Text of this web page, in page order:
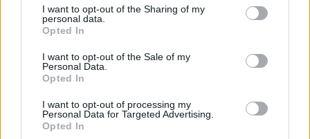
I want to opt-out of the Sharing of my
personal data.
Opted In
I want to opt-out of the Sale of my
Personal Data.
Opted In
I want to opt-out of processing my
Personal Data for Targeted Advertising.
Opted In